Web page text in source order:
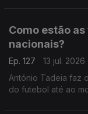
Como estão
nacionais?
Ep. 127
13 jul. 2026
António Tadeia faz
do futebol até ao